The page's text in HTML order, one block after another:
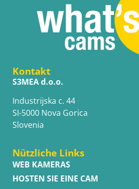
Kontakt
S3MEA d.o.o.
Industrijska c. 44
SI-5000 Nova Gorica
Slovenia
Nützliche Links
WEB KAMERAS
HOSTEN SIE EINE CAM